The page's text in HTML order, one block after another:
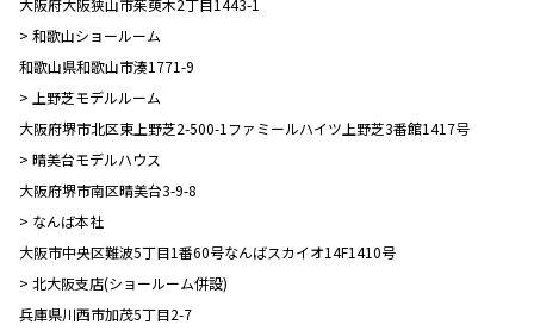
大阪府大阪狭山市茱萸木2丁目1443-1
> 和歌山ショールーム
和歌山県和歌山市湊1771-9
> 上野芝モデルルーム
大阪府堺市北区東上野芝2-500-1ファミールハイツ上野芝3番館1417号
> 晴美台モデルハウス
大阪府堺市南区晴美台3-9-8
> なんば本社
大阪市中央区難波5丁目1番60号なんばスカイオ14F1410号
> 北大阪支店(ショールーム併設)
兵庫県川西市加茂5丁目2-7